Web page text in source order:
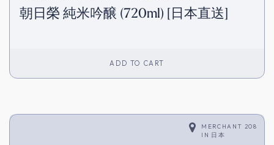
朝日榮 純米吟醸 (720ml) [日本直送]
ADD TO CART
MERCHANT 208
IN 日本